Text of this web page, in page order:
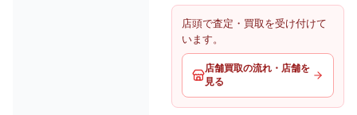
店頭で査定・買取を受け付けて
います。
店舗買取の流れ・店舗を
見る